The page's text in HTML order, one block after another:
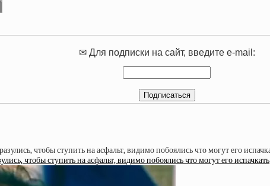
✉ Для подписки на сайт, введите e-mail:
чтобы ступить на асфальт, видимо побоялись что могут его испачкать